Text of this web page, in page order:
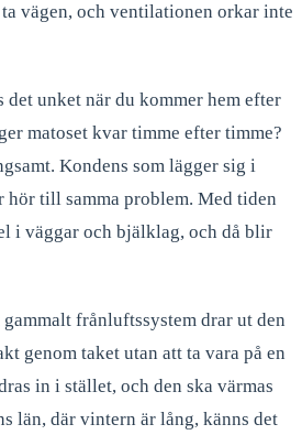
vägen, och ventilationen orkar inte
det unket när du kommer hem efter
matoset kvar timme efter timme?
Kondens som lägger sig i
hör till samma problem. Med tiden
i väggar och bjälklag, och då blir
frånluftssystem drar ut den
genom taket utan att ta vara på en
in i stället, och den ska värmas
län, där vintern är lång, känns det